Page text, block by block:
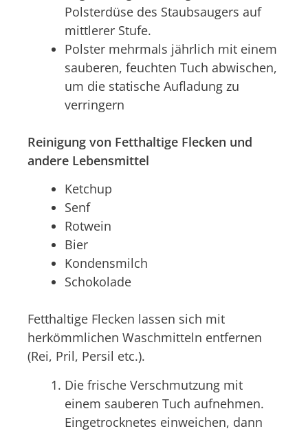
Polsterdüse des Staubsaugers auf
mittlerer Stufe.
Polster mehrmals jährlich mit einem
sauberen, feuchten Tuch abwischen,
um die statische Aufladung zu
verringern
Reinigung von Fetthaltige Flecken und
andere Lebensmittel
Ketchup
Senf
Rotwein
Bier
Kondensmilch
Schokolade
Fetthaltige Flecken lassen sich mit
herkömmlichen Waschmitteln entfernen
(Rei, Pril, Persil etc.).
Die frische Verschmutzung mit
einem sauberen Tuch aufnehmen.
Eingetrocknetes einweichen, dann